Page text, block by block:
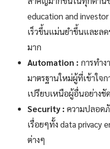
education and
เร็วขึ้นแม่นยำขึ้นและล
มาก
Automation : การทำ
มาตรฐานใหม่ผู้ที่เข้าใจ
เปรียบเหนือผู้อื่นอย่างชั
Security : ความปลอด
เรื่อยๆทั้ง data privacy
ต่างๆ